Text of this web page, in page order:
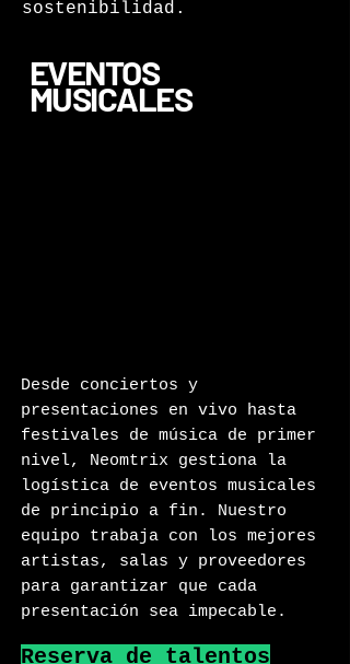
sostenibilidad.
EVENTOS
MUSICALES
Desde conciertos y
presentaciones en vivo hasta
festivales de música de primer
nivel, Neomtrix gestiona la
logística de eventos musicales
de principio a fin. Nuestro
equipo trabaja con los mejores
artistas, salas y proveedores
para garantizar que cada
presentación sea impecable.
Reserva de talentos